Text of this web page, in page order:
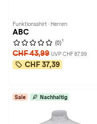
Funktionsshirt · Herren
ABC
(0) 1
CHF 43,99 UVP CHF 87,99
CHF 37,39
Sale Nachhaltig